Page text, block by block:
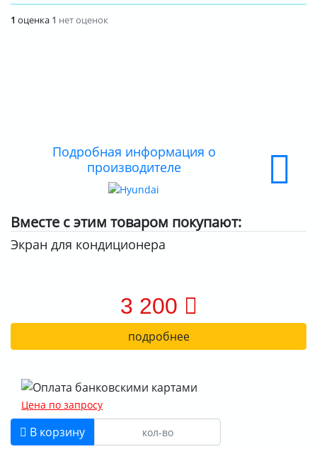
1 оценка 1 нет оценок
Подробная информация о
производителе
Вместе с этим товаром покупают:
Экран для кондиционера
3 200
подробнее
Цена по запросу
В корзину